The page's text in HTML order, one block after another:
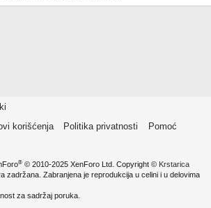
korišćenja Politika privatnosti
Pomoć
® © 2010-2025 XenForo Ltd. Copyright © Krstarica
zadržana. Zabranjena je reprodukcija u celini i u delovima
za sadržaj poruka.